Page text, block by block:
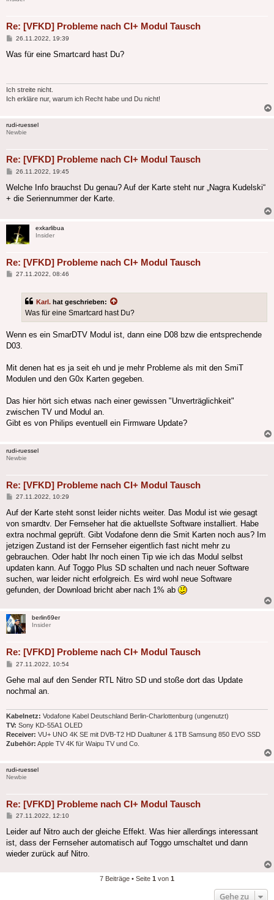
Re: [VFKD] Probleme nach CI+ Modul Tausch
Beitrag
26.11.2022, 19:39
Was für eine Smartcard hast Du?
Ich streite nicht.
Ich erkläre nur, warum ich Recht habe und Du nicht!
rudi-ruessel
Newbie
Re: [VFKD] Probleme nach CI+ Modul Tausch
Beitrag
26.11.2022, 19:45
Welche Info brauchst Du genau? Auf der Karte steht nur „Nagra Kudelski“
+ die Seriennummer der Karte.
exkarlibua
Insider
Re: [VFKD] Probleme nach CI+ Modul Tausch
Beitrag
27.11.2022, 08:46
Karl. hat geschrieben:
Was für eine Smartcard hast Du?
Wenn es ein SmarDTV Modul ist, dann eine D08 bzw die entsprechende
D03.
Mit denen hat es ja seit eh und je mehr Probleme als mit den SmiT
Modulen und den G0x Karten gegeben.
Das hier hört sich etwas nach einer gewissen "Unverträglichkeit"
zwischen TV und Modul an.
Gibt es von Philips eventuell ein Firmware Update?
rudi-ruessel
Newbie
Re: [VFKD] Probleme nach CI+ Modul Tausch
Beitrag
27.11.2022, 10:29
Auf der Karte steht sonst leider nichts weiter. Das Modul ist wie gesagt
von smardtv. Der Fernseher hat die aktuellste Software installiert. Habe
extra nochmal geprüft. Gibt Vodafone denn die Smit Karten noch aus? Im
jetzigen Zustand ist der Fernseher eigentlich fast nicht mehr zu
gebrauchen. Oder habt Ihr noch einen Tip wie ich das Modul selbst
updaten kann. Auf Toggo Plus SD schalten und nach neuer Software
suchen, war leider nicht erfolgreich. Es wird wohl neue Software
gefunden, der Download bricht aber nach 1% ab
berlin69er
Insider
Re: [VFKD] Probleme nach CI+ Modul Tausch
Beitrag
27.11.2022, 10:54
Gehe mal auf den Sender RTL Nitro SD und stoße dort das Update
nochmal an.
Kabelnetz: Vodafone Kabel Deutschland Berlin-Charlottenburg (ungenutzt)
TV: Sony KD-55A1 OLED
Receiver: VU+ UNO 4K SE mit DVB-T2 HD Dualtuner & 1TB Samsung 850 EVO SSD
Zubehör: Apple TV 4K für Waipu TV und Co.
rudi-ruessel
Newbie
Re: [VFKD] Probleme nach CI+ Modul Tausch
Beitrag
27.11.2022, 12:10
Leider auf Nitro auch der gleiche Effekt. Was hier allerdings interessant
ist, dass der Fernseher automatisch auf Toggo umschaltet und dann
wieder zurück auf Nitro.
7 Beiträge • Seite 1 von 1
Gehe zu